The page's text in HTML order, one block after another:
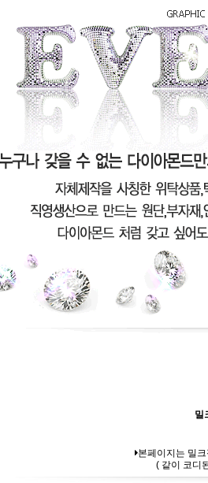
밀
본페이지는 밀
( 같이 코디